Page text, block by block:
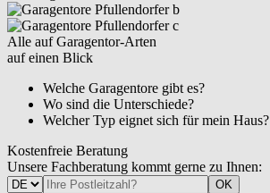
Alle auf Garagentor-Arten
auf einen Blick
Welche Garagentore gibt es?
Wo sind die Unterschiede?
Welcher Typ eignet sich für mein Haus?
Kostenfreie Beratung
Unsere Fachberatung kommt gerne zu Ihnen:
OK